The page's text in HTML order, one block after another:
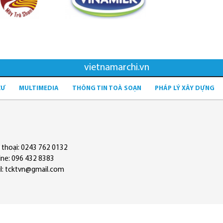
vietnamarchi.vn
MULTIMEDIA THÔNG TIN TOÀ SOẠN PHÁP LÝ XÂY DỰNG
0243 762 0132
096 432 8383
tcktvn@gmail.com